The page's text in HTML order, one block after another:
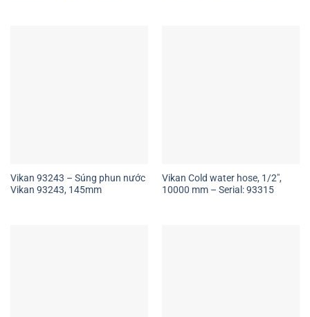
Vikan 93243 – Súng phun nước
Vikan 93243, 145mm
Vikan Cold water hose, 1/2″,
10000 mm – Serial: 93315